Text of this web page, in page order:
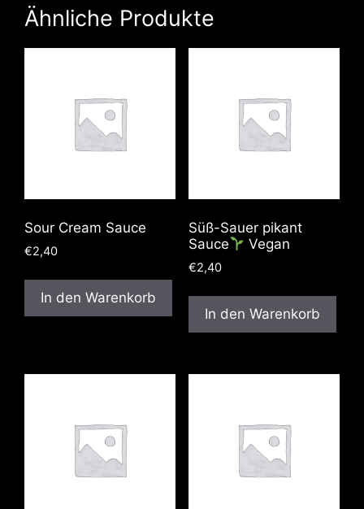
Ähnliche Produkte
Sour Cream Sauce
€2,40
In den Warenkorb
Süß-Sauer pikant
Sauce
Vegan
€2,40
In den Warenkorb